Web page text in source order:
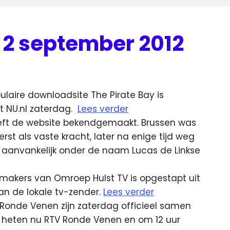
september 2012
downloadsite The Pirate Bay is
zaterdag. Lees verder
de website bekendgemaakt. Brussen was
als vaste kracht, later na enige tijd weg
onder de naam Lucas de Linkse
van Omroep Hulst TV is opgestapt uit
de lokale tv-zender. Lees verder
Venen zijn zaterdag officieel samen
nu RTV Ronde Venen en om 12 uur